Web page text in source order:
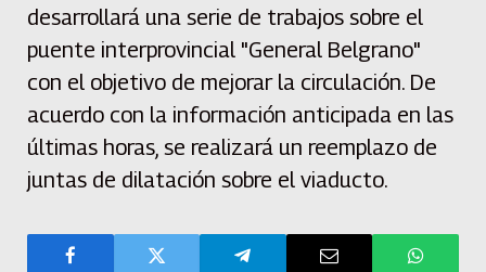
desarrollará una serie de trabajos sobre el
puente interprovincial "General Belgrano"
con el objetivo de mejorar la circulación. De
acuerdo con la información anticipada en las
últimas horas, se realizará un reemplazo de
juntas de dilatación sobre el viaducto.